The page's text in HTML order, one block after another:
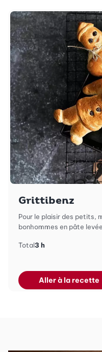
Grittibenz
Pour le plaisir des petits,
bonhommes en pâte
Total3 h
Aller à la recette